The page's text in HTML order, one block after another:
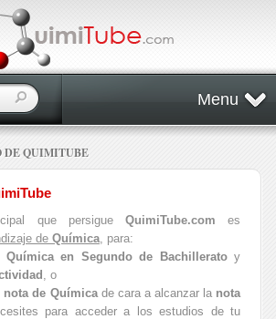
Menu
DE QUIMITUBE
que persigue QuimiTube.com es
de Química, para:
Química en Segundo de Bachilleratoy
, o
nota de Químicade cara a alcanzar la nota
para acceder a los estudios de tu